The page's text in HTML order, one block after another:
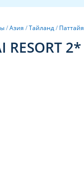
/Азия /Тайланд/ Паттайя
RESORT 2*